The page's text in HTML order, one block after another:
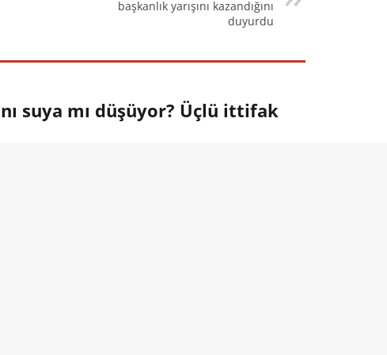
başkanlık yarışını kazandığını
duyurdu
suya mı düşüyor? Üçlü ittifak